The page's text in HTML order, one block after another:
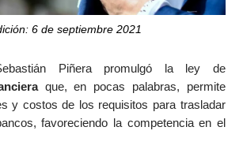
6 de septiembre 2021
Piñera promulgó la ley de
que, en pocas palabras, permite
y costos de los requisitos para trasladar
favoreciendo la competencia en el